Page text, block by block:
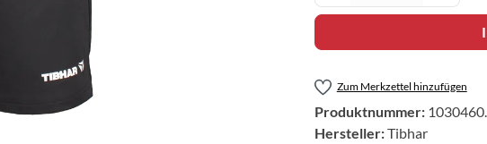
Zum Merkzettel hinzufügen
Produktnummer:
Hersteller:Tibhar